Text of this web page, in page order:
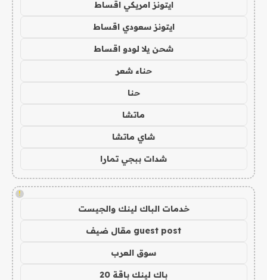
ايتونز امريكي اقساط
ايتونز سعودي اقساط
شحن يلا لودو اقساط
حناء شعر
حنا
ماتشا
شاي ماتشا
شدات ببجي تمارا
!
خدمات الباك لينك والجيست
guest post مقال ضيف
سوق العرب
باك لينك باقة 20